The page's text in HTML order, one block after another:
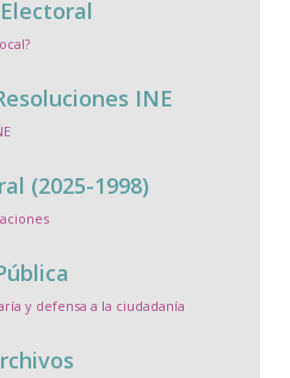
INE
(2025-1998)
y defensa a la ciudadanía